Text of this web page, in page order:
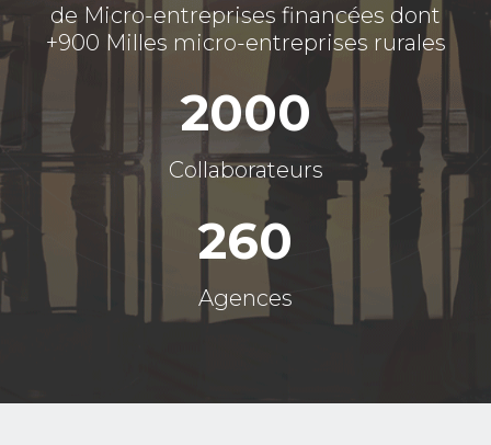
de Micro-entreprises financées dont
+900 Milles micro-entreprises rurales
2000
Collaborateurs
260
Agences